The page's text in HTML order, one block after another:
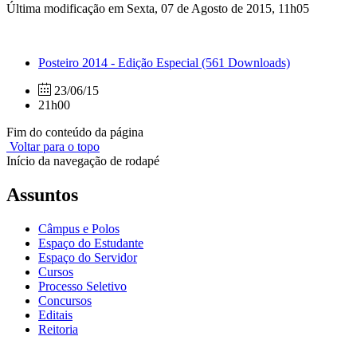
Última modificação em Sexta, 07 de Agosto de 2015, 11h05
Posteiro 2014 - Edição Especial (561 Downloads)
23/06/15
21h00
Fim do conteúdo da página
Voltar para o topo
Início da navegação de rodapé
Assuntos
Câmpus e Polos
Espaço do Estudante
Espaço do Servidor
Cursos
Processo Seletivo
Concursos
Editais
Reitoria